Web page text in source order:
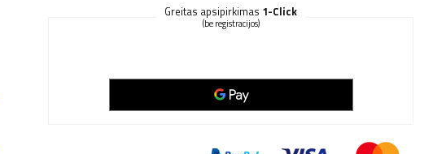
Greitas apsipirkimas 1-Click
(be registracijos)